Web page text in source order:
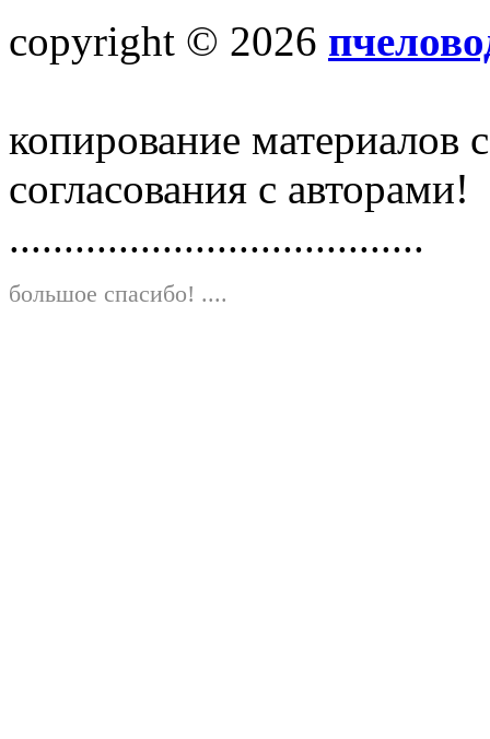
copyright © 2026
копирование материалов
согласования с авторами!
......................................
большое спасибо! ....